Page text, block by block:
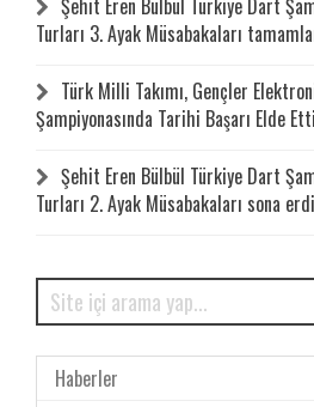
Şehit Eren Bülbül Türkiye Dart
Turları 3. Ayak Müsabakaları
Türk Milli Takımı, Gençler
Şampiyonasında Tarihi Başarı Elde Etti
Şehit Eren Bülbül Türkiye Dart
Turları 2. Ayak Müsabakaları sona
Haberler